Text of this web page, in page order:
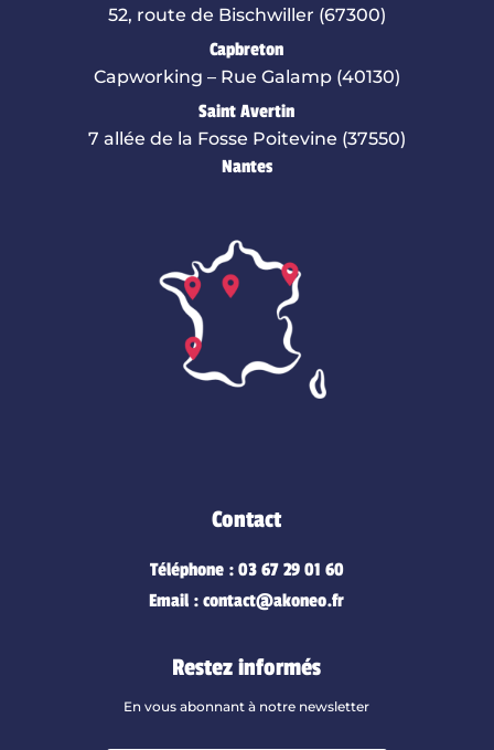
52, route de Bischwiller (67300)
Capbreton
Capworking – Rue Galamp (40130)
Saint Avertin
7 allée de la Fosse Poitevine (37550)
Nantes
Contact
Téléphone : 03 67 29 01 60
Email : contact@akoneo.fr
Restez informés
En vous abonnant à notre newsletter